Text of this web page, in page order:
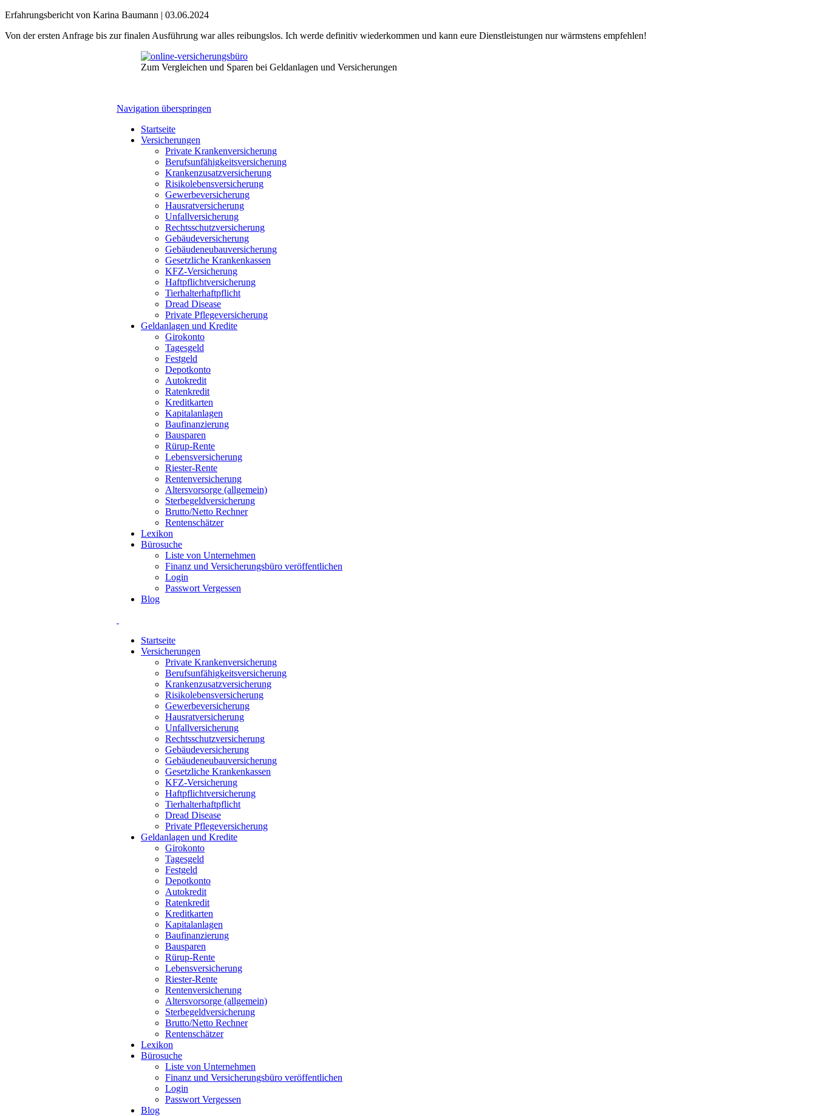
Erfahrungsbericht von Karina Baumann | 03.06.2024
Von der ersten Anfrage bis zur finalen Ausführung war alles reibungslos. Ich werde definitiv wiederkommen und kann eure Dienstleistungen nur wärmstens empfehlen!
Zum Vergleichen und Sparen bei Geldanlagen und Versicherungen
Navigation überspringen
Startseite
Versicherungen
Private Krankenversicherung
Berufsunfähigkeitsversicherung
Krankenzusatzversicherung
Risikolebensversicherung
Gewerbeversicherung
Hausratversicherung
Unfallversicherung
Rechtsschutzversicherung
Gebäudeversicherung
Gebäudeneubauversicherung
Gesetzliche Krankenkassen
KFZ-Versicherung
Haftpflichtversicherung
Tierhalterhaftpflicht
Dread Disease
Private Pflegeversicherung
Geldanlagen und Kredite
Girokonto
Tagesgeld
Festgeld
Depotkonto
Autokredit
Ratenkredit
Kreditkarten
Kapitalanlagen
Baufinanzierung
Bausparen
Rürup-Rente
Lebensversicherung
Riester-Rente
Rentenversicherung
Altersvorsorge (allgemein)
Sterbegeldversicherung
Brutto/Netto Rechner
Rentenschätzer
Lexikon
Bürosuche
Liste von Unternehmen
Finanz und Versicherungsbüro veröffentlichen
Login
Passwort Vergessen
Blog
Startseite
Versicherungen
Private Krankenversicherung
Berufsunfähigkeitsversicherung
Krankenzusatzversicherung
Risikolebensversicherung
Gewerbeversicherung
Hausratversicherung
Unfallversicherung
Rechtsschutzversicherung
Gebäudeversicherung
Gebäudeneubauversicherung
Gesetzliche Krankenkassen
KFZ-Versicherung
Haftpflichtversicherung
Tierhalterhaftpflicht
Dread Disease
Private Pflegeversicherung
Geldanlagen und Kredite
Girokonto
Tagesgeld
Festgeld
Depotkonto
Autokredit
Ratenkredit
Kreditkarten
Kapitalanlagen
Baufinanzierung
Bausparen
Rürup-Rente
Lebensversicherung
Riester-Rente
Rentenversicherung
Altersvorsorge (allgemein)
Sterbegeldversicherung
Brutto/Netto Rechner
Rentenschätzer
Lexikon
Bürosuche
Liste von Unternehmen
Finanz und Versicherungsbüro veröffentlichen
Login
Passwort Vergessen
Blog